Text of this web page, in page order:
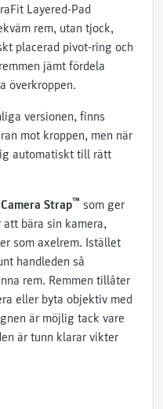
Layered-Pad
rem, utan tjock,
placerad pivot-ring och
jämt fördela
överkroppen.
versionen, finns
mot kroppen, men när
automatiskt till rätt
Strap™ som ger
bära sin kamera,
som axelrem. Istället
handleden så
rem. Remmen tillåter
eller byta objektiv med
är möjlig tack vare
är tunn klarar vikter